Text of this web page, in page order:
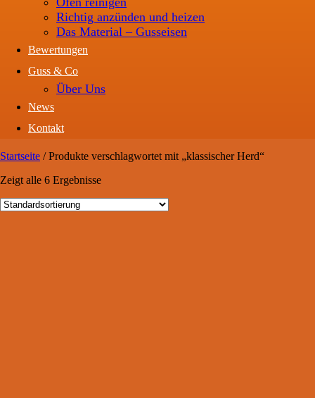
Richtig anzünden und heizen
Das Material – Gusseisen
Bewertungen
Guss & Co
Über Uns
News
Kontakt
Startseite /Produkte verschlagwortet mit „klassischer Herd“
Zeigt alle 6 Ergebnisse